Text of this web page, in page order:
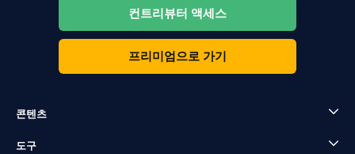
컨트리뷰터 액세스
프리미엄으로 가기
콘텐츠
도구